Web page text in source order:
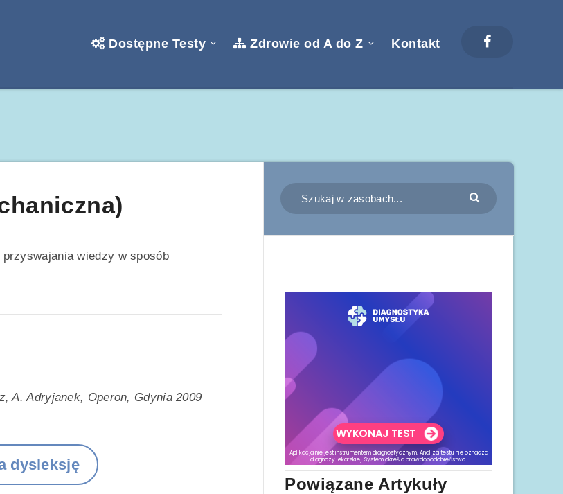
Dostępne Testy Zdrowie od A do Z Kontakt
wiedzy w sposób
A. Adryjanek, Operon, Gdynia 2009
dysleksję
Powiązane Artykuły